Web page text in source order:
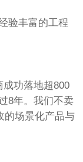
验丰富的工程
功落地超800
8年。我们不卖
的场景化产品与